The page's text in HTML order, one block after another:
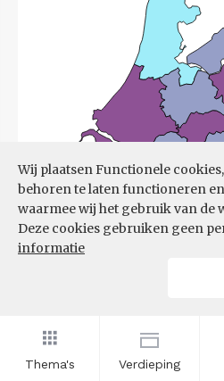
Thema's Verdieping
Wij plaatsen Functionele
behoren te laten functioneren
waarmee wij het gebruik van de
Deze cookies gebruiken geen
informatie